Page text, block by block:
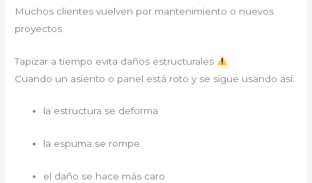
Muchos clientes vuelven por mantenimiento o nuevos
proyectos.
Tapizar a tiempo evita daños estructurales
Cuando un asiento o panel está roto y se sigue usando así:
la estructura se deforma
la espuma se rompe
el daño se hace más caro